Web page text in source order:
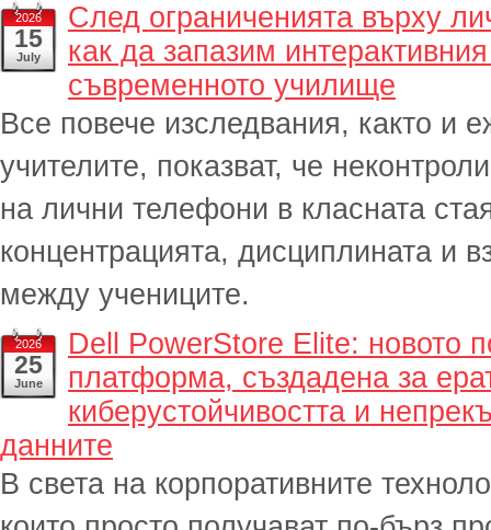
2026
15
July
След ограниченията върху
как да запазим
съвременното училище
Все повече изследвания, както и
учителите, показват, че
на лични телефони в класната
концентрацията, дисциплината и
между учениците.
2026
25
June
Dell PowerStore Elite: новото
платформа, създадена за
киберустойчивостта и
данните
В света на корпоративните